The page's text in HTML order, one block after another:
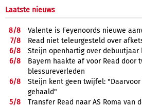
Laatste nieuws
8/8
Valente is Feyenoords nieuwe
7/8
Read niet teleurgesteld over
6/8
Steijn openhartig over debuutjaar
6/8
Bayern haakte af voor Read door
blessureverleden
6/8
Steijn kent geen twijfel:
gehaald"
5/8
Transfer Read naar AS Roma van